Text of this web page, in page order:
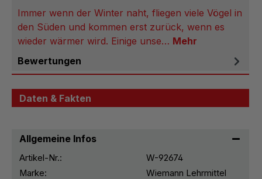
Immer wenn der Winter naht, fliegen viele Vögel in
den Süden und kommen erst zurück, wenn es
wieder wärmer wird. Einige unse… Mehr
Bewertungen
Daten & Fakten
Allgemeine Infos
Artikel-Nr.:
W-92674
Marke:
Wiemann Lehrmittel